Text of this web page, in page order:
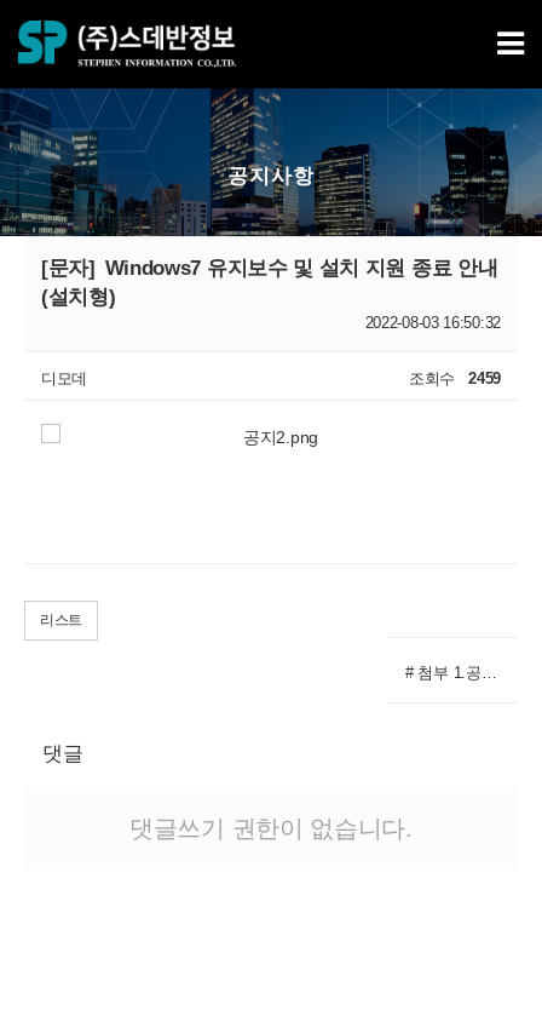
공지사항
[문자] Windows7 유지보수 및 설치 지원 종료 안내
(설치형)
2022-08-03 16:50:32
디모데 조회수2459
리스트
# 첨부 1.공지2.png
댓글
댓글쓰기 권한이 없습니다.